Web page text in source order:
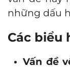
những dấu
Các biểu
Vấn đề